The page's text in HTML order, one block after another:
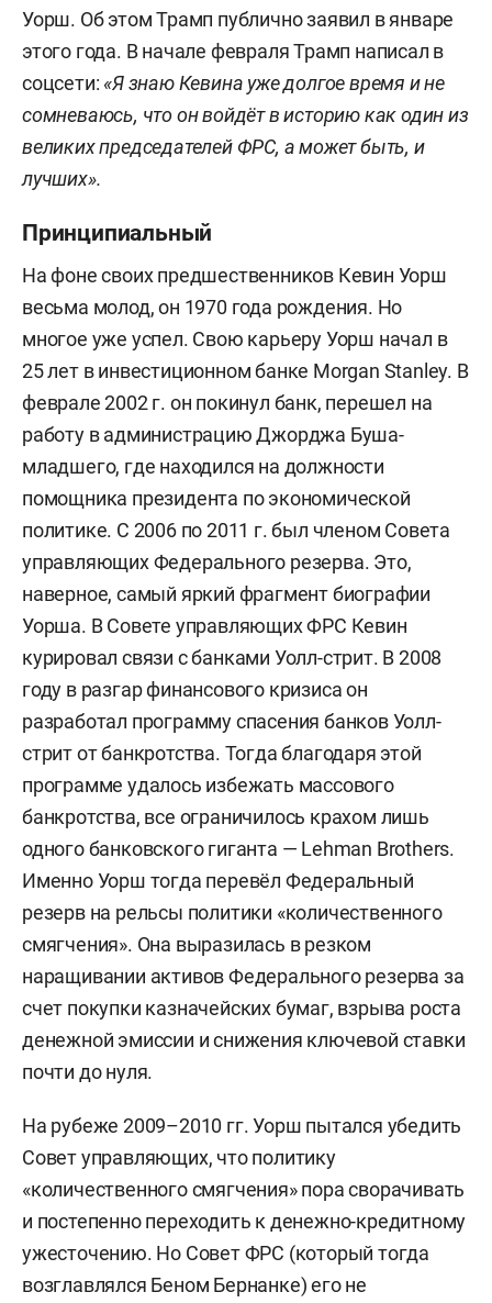
Уорш. Об этом Трамп публично заявил в январе
этого года. В начале февраля Трамп написал в
соцсети: «Я знаю Кевина уже долгое время и не
сомневаюсь, что он войдёт в историю как один из
великих председателей ФРС, а может быть, и
лучших».
Принципиальный
На фоне своих предшественников Кевин Уорш
весьма молод, он 1970 года рождения. Но
многое уже успел. Свою карьеру Уорш начал в
25 лет в инвестиционном банке Morgan Stanley. В
феврале 2002 г. он покинул банк, перешел на
работу в администрацию Джорджа Буша-
младшего, где находился на должности
помощника президента по экономической
политике. С 2006 по 2011 г. был членом Совета
управляющих Федерального резерва. Это,
наверное, самый яркий фрагмент биографии
Уорша. В Совете управляющих ФРС Кевин
курировал связи с банками Уолл-стрит. В 2008
году в разгар финансового кризиса он
разработал программу спасения банков Уолл-
стрит от банкротства. Тогда благодаря этой
программе удалось избежать массового
банкротства, все ограничилось крахом лишь
одного банковского гиганта — Lehman Brothers.
Именно Уорш тогда перевёл Федеральный
резерв на рельсы политики «количественного
смягчения». Она выразилась в резком
наращивании активов Федерального резерва за
счет покупки казначейских бумаг, взрыва роста
денежной эмиссии и снижения ключевой ставки
почти до нуля.
На рубеже 2009–2010 гг. Уорш пытался убедить
Совет управляющих, что политику
«количественного смягчения» пора сворачивать
и постепенно переходить к денежно-кредитному
ужесточению. Но Совет ФРС (который тогда
возглавлялся Беном Бернанке) его не